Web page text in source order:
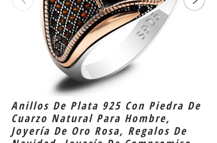
Anillos De Plata 925 Con Piedra De
Cuarzo Natural Para Hombre,
Joyería De Oro Rosa, Regalos De